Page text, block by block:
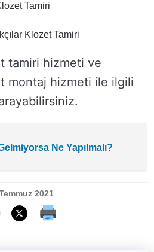
Tamiri
Klozet Tamiri
tamiri hizmeti ve
montaj hizmeti ile ilgili
Ne Yapılmalı?
2021